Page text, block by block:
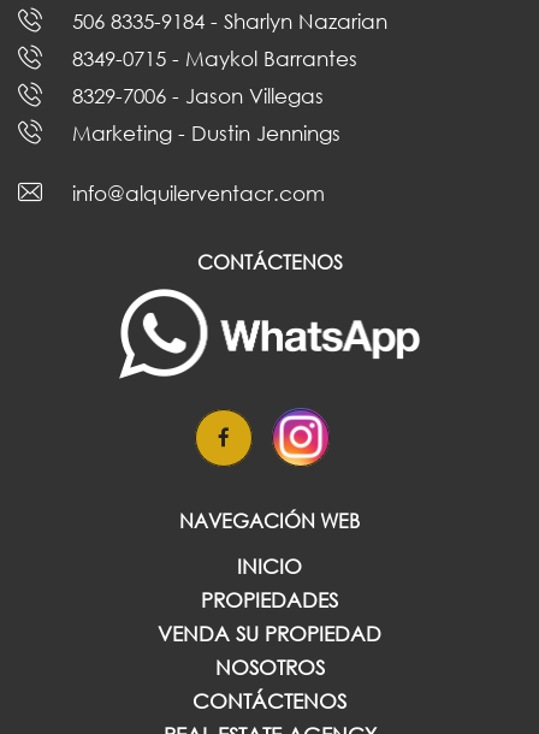
506 8335-9184 - Sharlyn Nazarian
8349-0715 - Maykol Barrantes
8329-7006 - Jason Villegas
Marketing - Dustin Jennings
info@alquilerventacr.com
CONTÁCTENOS
NAVEGACIÓN WEB
INICIO
PROPIEDADES
VENDA SU PROPIEDAD
NOSOTROS
CONTÁCTENOS